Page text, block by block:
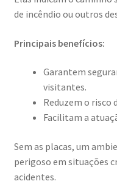
de incêndio ou outros
Principais benefícios:
Garantem
visitantes.
Reduzem o risco
Facilitam a
Sem as placas, um
perigoso em situações
acidentes.